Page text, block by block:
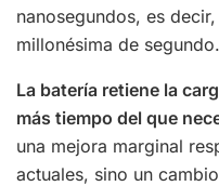
nanosegundos, es
millonésima de segundo.
La batería retiene la
más tiempo del que
una mejora marginal
actuales, sino un